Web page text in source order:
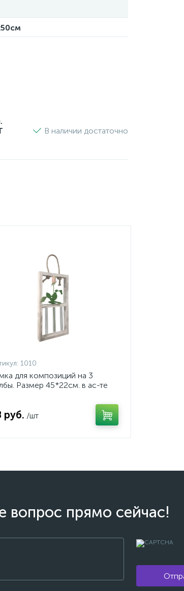
В наличии достаточно
1010
для композиций на 3
Размер 45*22см. в ас-те
руб. /шт
вопрос прямо сейчас!